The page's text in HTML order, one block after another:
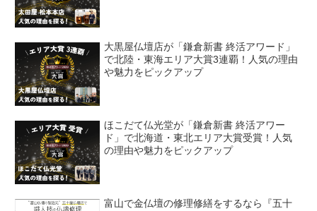
大黒屋仏壇店が「鎌倉新書 終活アワード」
で北陸・東海エリア大賞3連覇！人気の理由
や魅力をピックアップ
ほこだて仏光堂が「鎌倉新書 終活アワー
ド」で北海道・東北エリア大賞受賞！人気
の理由や魅力をピックアップ
富山で金仏壇の修理修繕をするなら『五十